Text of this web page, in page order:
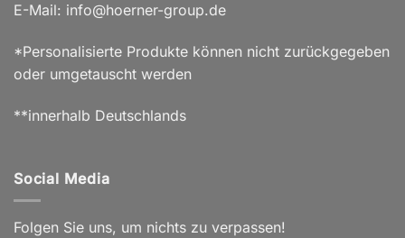
E-Mail: info@hoerner-group.de
*Personalisierte Produkte können nicht zurückgegeben
oder umgetauscht werden
**innerhalb Deutschlands
Social Media
Folgen Sie uns, um nichts zu verpassen!